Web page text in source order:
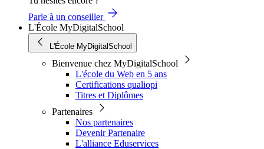
Parle à un conseiller
L'École MyDigitalSchool
L'École MyDigitalSchool
Bienvenue chez MyDigitalSchool
L'école du Web en 5 ans
Certifications qualiopi
Titres et Diplômes
Partenaires
Nos partenaires
Devenir Partenaire
L'alliance Eduservices